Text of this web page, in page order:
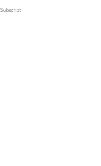
Subscript